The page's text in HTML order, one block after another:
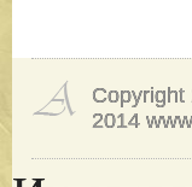
Copyright
2014